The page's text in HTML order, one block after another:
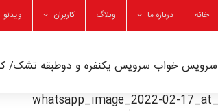
خانه درباره ما وبلاگ کاربران ویدئو
سرویس خواب سرویس یکنفره و دوطبقه تشک/